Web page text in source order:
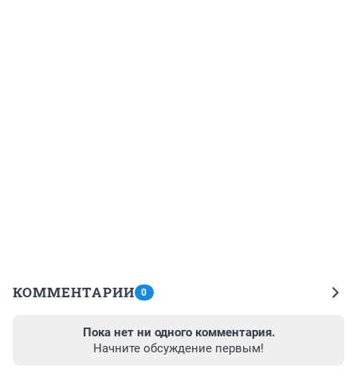
КОММЕНТАРИИ 0
Пока нет ни одного комментария.
Начните обсуждение первым!